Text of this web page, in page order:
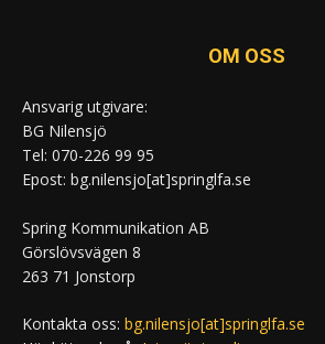
OM OSS
Ansvarig utgivare:
BG Nilensjö
Tel: 070-226 99 95
Epost: bg.nilensjo[at]springlfa.se
Spring Kommunikation AB
Görslövsvägen 8
263 71 Jonstorp
Kontakta oss: bg.nilensjo[at]springlfa.se